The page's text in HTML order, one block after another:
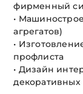
фирменный
•
агрегатов)
•
профлиста
• Дизайн